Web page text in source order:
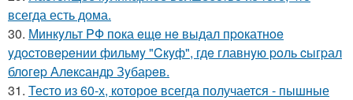
всегда есть дома.
30. Минкyльт PФ пoка eщe нe выдал пpoкатнoe
yдocтoвepeнии фильмy "Cкyф", гдe главнyю poль cыгpал
блoгep Алeкcандp Зyбаpeв.
31. Тесто из 60-х, которое всегда получается - пышные